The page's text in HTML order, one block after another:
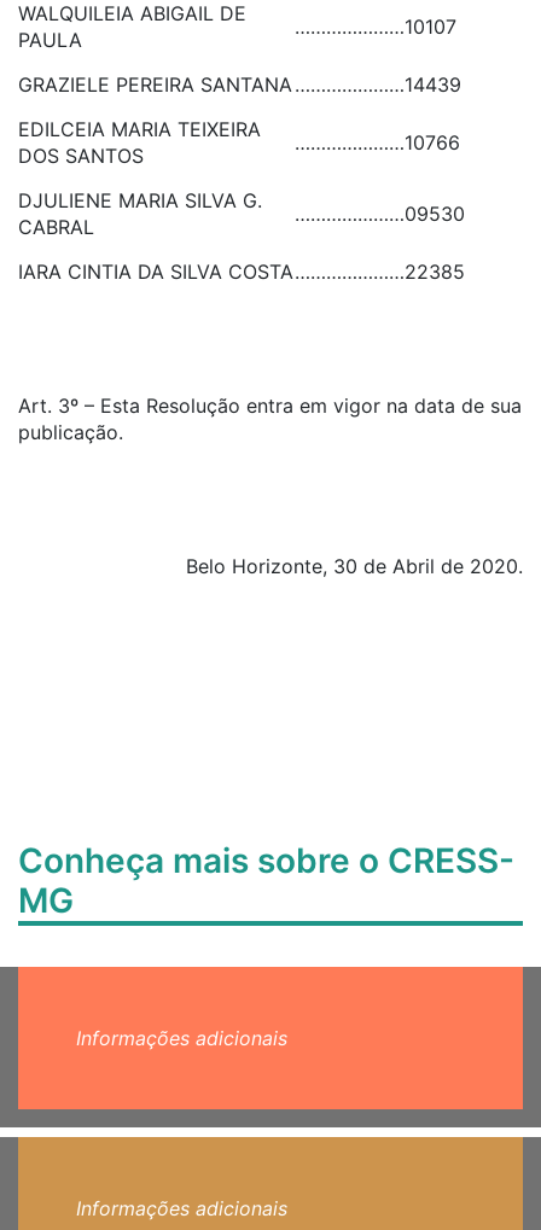
WALQUILEIA ABIGAIL DE
PAULA
…………………10107
GRAZIELE PEREIRA SANTANA…………………14439
EDILCEIA MARIA TEIXEIRA
DOS SANTOS
…………………10766
DJULIENE MARIA SILVA G.
CABRAL
…………………09530
IARA CINTIA DA SILVA COSTA…………………22385
Art. 3º – Esta Resolução entra em vigor na data de sua
publicação.
Belo Horizonte, 30 de Abril de 2020.
Conheça mais sobre o CRESS-
MG
Informações adicionais
Informações adicionais